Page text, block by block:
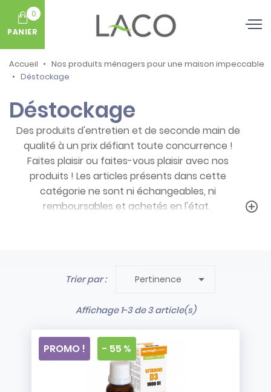
0
PANIER
Accueil
Nos produits ménagers pour une maison impeccable
Déstockage
Déstockage
Des produits d'entretien et de seconde main de
qualité à un prix défiant toute concurrence !
Faites plaisir ou faites-vous plaisir avec nos
produits ! Les articles présents dans cette
catégorie ne sont ni échangeables, ni
remboursables et achetés en l'état.
- Stock limité et non renouvelé
add_circle_outline
Trier par : Pertinence 
Affichage 1-3 de 3 article(s)
PROMO ! - 55 %